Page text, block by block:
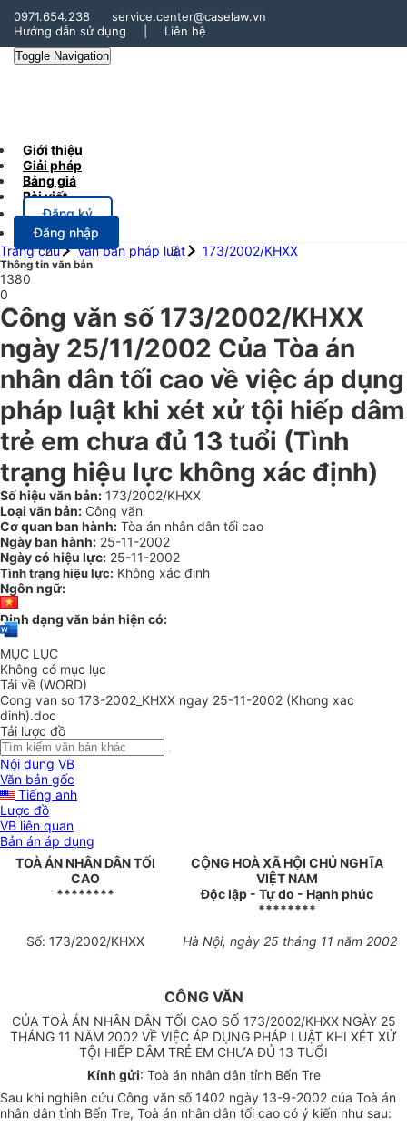
0971.654.238
service.center@caselaw.vn
Hướng dẫn sử dụng
Liên hệ
Toggle Navigation
Giới thiệu
Giải pháp
Bảng giá
Bài viết
Đăng ký
Đăng nhập
Trang chủ
Văn bản pháp luật 173/2002/KHXX
Thông tin văn bản
1380
0
Công văn số 173/2002/KHXX
ngày 25/11/2002 Của Tòa án
nhân dân tối cao về việc áp dụng
pháp luật khi xét xử tội hiếp dâm
trẻ em chưa đủ 13 tuổi (Tình
trạng hiệu lực không xác định)
Số hiệu văn bản: 173/2002/KHXX
Loại văn bản: Công văn
Cơ quan ban hành: Tòa án nhân dân tối cao
Ngày ban hành: 25-11-2002
Ngày có hiệu lực: 25-11-2002
Tình trạng hiệu lực: Không xác định
Ngôn ngữ:
Định dạng văn bản hiện có:
MỤC LỤC
Không có mục lục
Tải về (WORD)
Cong van so 173-2002_KHXX ngay 25-11-2002 (Khong xac
dinh).doc
Tải lược đồ
Nội dung VB
Văn bản gốc
Tiếng anh
Lược đồ
VB liên quan
Bản án áp dụng
TOÀ ÁN NHÂN DÂN TỐI
CAO
********
CỘNG HOÀ XÃ HỘI CHỦ NGHĨA
VIỆT NAM
Độc lập - Tự do - Hạnh phúc
********
Số: 173/2002/KHXX Hà Nội, ngày 25 tháng 11 năm 2002
CÔNG VĂN
CỦA TOÀ ÁN NHÂN DÂN TỐI CAO SỐ 173/2002/KHXX NGÀY 25
THÁNG 11 NĂM 2002 VỀ VIỆC ÁP DỤNG PHÁP LUẬT KHI XÉT XỬ
TỘI HIẾP DÂM TRẺ EM CHƯA ĐỦ 13 TUỔI
Kính gửi: Toà án nhân dân tỉnh Bến Tre
Sau khi nghiên cứu Công văn số 1402 ngày 13-9-2002 của Toà án
nhân dân tỉnh Bến Tre, Toà án nhân dân tối cao có ý kiến như sau: